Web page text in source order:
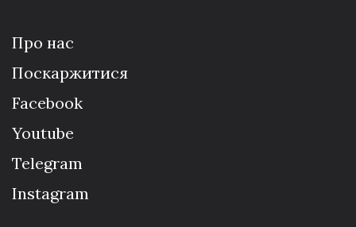
Про нас
Поскаржитися
Facebook
Youtube
Telegram
Instagram